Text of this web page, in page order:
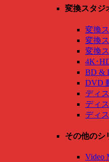
変換スタジ
変換
変換
変換
4K･
BD &
DVD
ディ
ディ
ディ
その他のシ
Video